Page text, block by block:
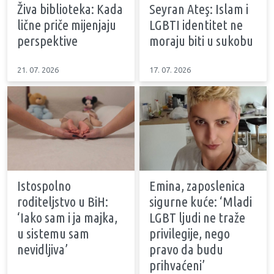
Živa biblioteka: Kada
lične priče mijenjaju
perspektive
21. 07. 2026
Seyran Ateş: Islam i
LGBTI identitet ne
moraju biti u sukobu
17. 07. 2026
Istospolno
roditeljstvo u BiH:
‘Iako sam i ja majka,
u sistemu sam
nevidljiva’
Emina, zaposlenica
sigurne kuće: ‘Mladi
LGBT ljudi ne traže
privilegije, nego
pravo da budu
prihvaćeni’